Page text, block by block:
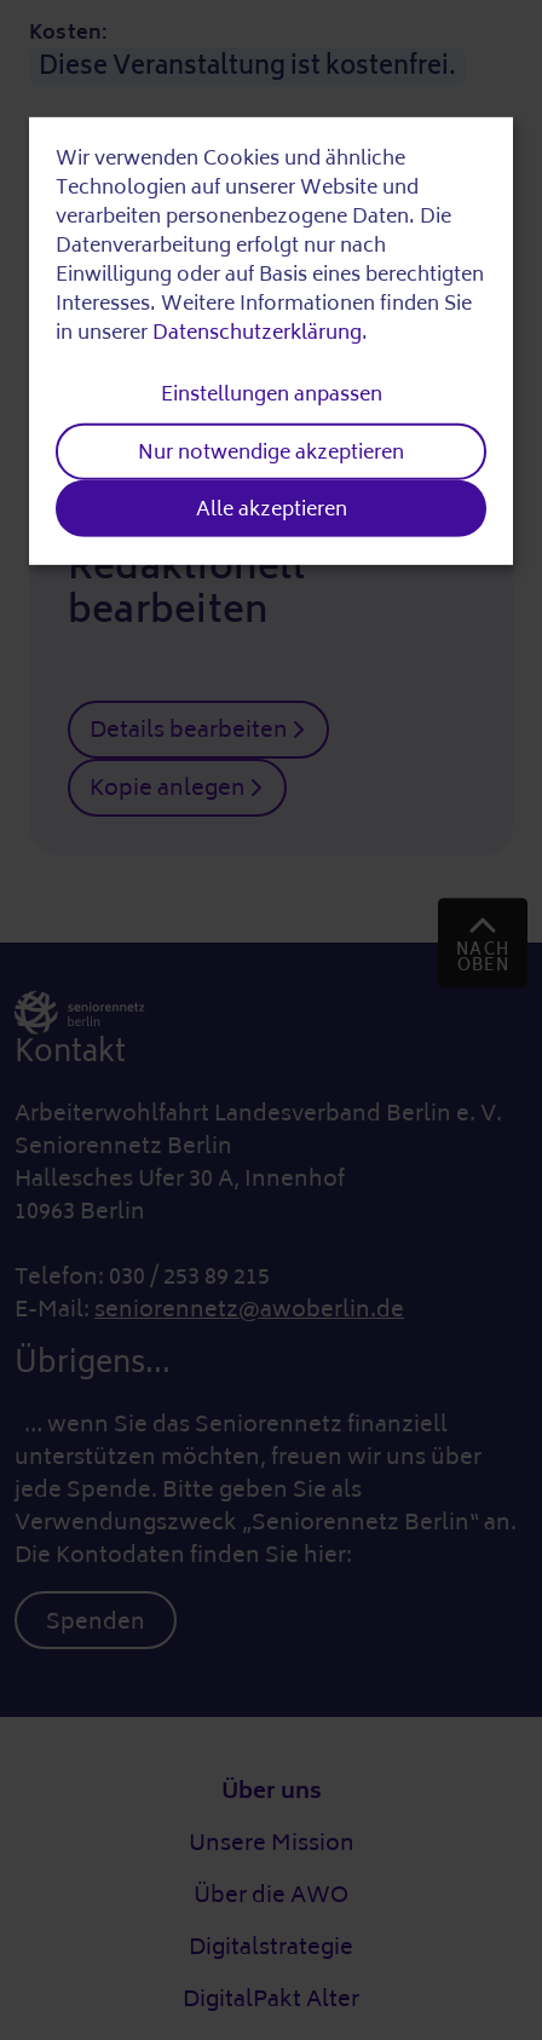
Kosten:
Diese Veranstaltung ist kostenfrei.
Fundstück teilen
Drucken
Redaktionell
bearbeiten
Details bearbeiten
Kopie anlegen
NACH
OBEN
Kontakt
Arbeiterwohlfahrt Landesverband Berlin e. V.
Seniorennetz Berlin
Hallesches Ufer 30 A, Innenhof
10963 Berlin
Telefon: 030 / 253 89 215
E-Mail:seniorennetz@awoberlin.de
Übrigens...
… wenn Sie das Seniorennetz finanziell
unterstützen möchten, freuen wir uns über
jede Spende. Bitte geben Sie als
Verwendungszweck „Seniorennetz Berlin“ an.
Die Kontodaten finden Sie hier:
Spenden
Über uns
Unsere Mission
Über die AWO
Digitalstrategie
DigitalPakt Alter
Use
of
personal
data
and
cookies
Wir verwenden Cookies und ähnliche
Technologien auf unserer Website und
verarbeiten personenbezogene Daten. Die
Datenverarbeitung erfolgt nur nach
Einwilligung oder auf Basis eines berechtigten
Interesses. Weitere Informationen finden Sie
in unsererDatenschutzerklärung.
Einstellungen anpassen
Nur notwendige akzeptieren
Alle akzeptieren